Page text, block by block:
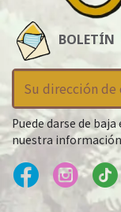
BOLETÍN
Puede darse de
nuestra